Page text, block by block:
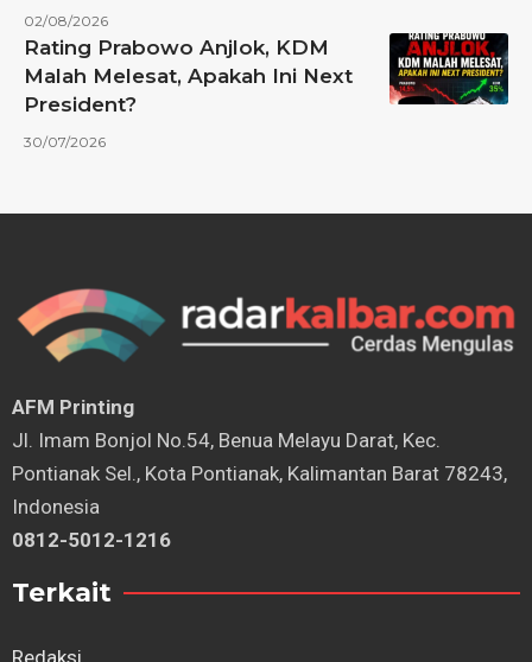
02/08/2026
Rating Prabowo Anjlok, KDM
Malah Melesat, Apakah Ini Next
President?
30/07/2026
AFM Printing
⁠Jl. Imam Bonjol No.54, Benua Melayu Darat, Kec.
Pontianak Sel., Kota Pontianak, Kalimantan Barat 78243,
Indonesia
0812-5012-1216
Terkait
Redaksi